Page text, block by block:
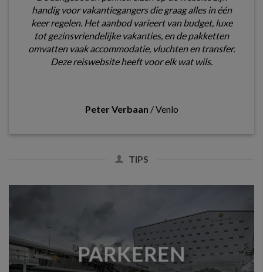
handig voor vakantiegangers die graag alles in één
keer regelen. Het aanbod varieert van budget, luxe
tot gezinsvriendelijke vakanties, en de pakketten
omvatten vaak accommodatie, vluchten en transfer.
Deze reiswebsite heeft voor elk wat wils.
Peter Verbaan /Venlo
TIPS
PARKEREN